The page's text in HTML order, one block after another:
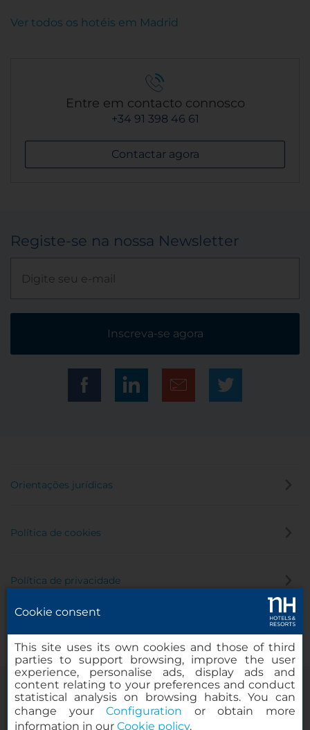
Ver todos os hotéis em Madrid
Entre em contacto connosco
+34 91 398 46 61
Contactar agora
Registe-se na nossa Newsletter
Inscreva-se agora
Orientações jurídicas
Política de cookies
Política de privacidade
Cookie consent
This site uses its own cookies and those of third
parties to support browsing, improve the user
experience, personalise ads, display ads and
content relating to your preferences and conduct
statistical analysis on browsing habits. You can
change yourConfiguration or obtain more
information in our Cookie policy.